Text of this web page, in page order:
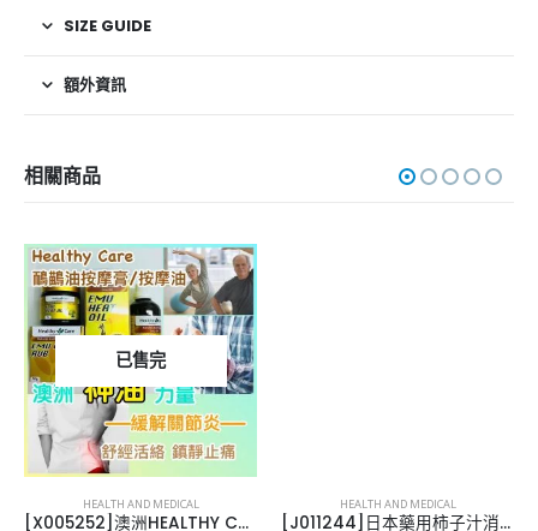
SIZE GUIDE
額外資訊
相關商品
已售完
HEALTH AND MEDICAL
[X005252]澳洲HEALTHY CARE 鴯鶓油按摩膏/ 按摩油
HEALTH AND MEDICAL
[J011244]日本藥用柿子汁消臭除菌泡泡洗手液450ML, 買一送一